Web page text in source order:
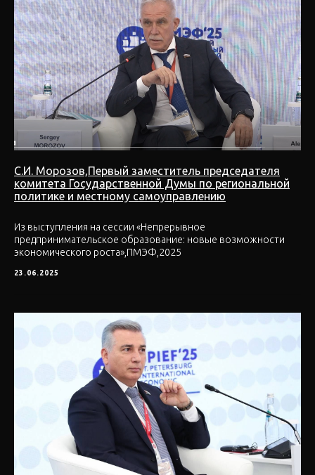
С.И. Морозов,Первый заместитель председателя
комитета Государственной Думы по региональной
политике и местному самоуправлению
Из выступления на сессии «Непрерывное
предпринимательское образование: новые возможности
экономического роста»,ПМЭФ,2025
23.06.2025